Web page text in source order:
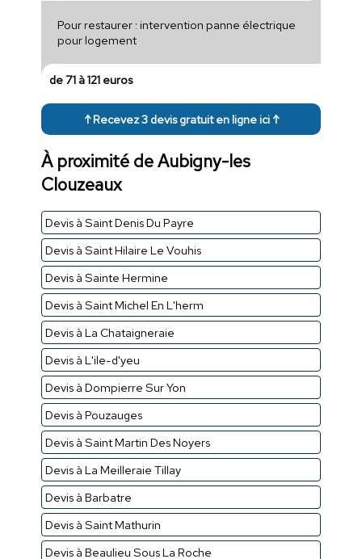
Pour restaurer : intervention panne électrique
pour logement
de 71 à 121 euros
↑ Recevez 3 devis gratuit en ligne ici ↑
À proximité de Aubigny-les
Clouzeaux
Devis à Saint Denis Du Payre
Devis à Saint Hilaire Le Vouhis
Devis à Sainte Hermine
Devis à Saint Michel En L'herm
Devis à La Chataigneraie
Devis à L'ile-d'yeu
Devis à Dompierre Sur Yon
Devis à Pouzauges
Devis à Saint Martin Des Noyers
Devis à La Meilleraie Tillay
Devis à Barbatre
Devis à Saint Mathurin
Devis à Beaulieu Sous La Roche